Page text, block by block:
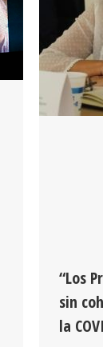
“Los
sin
la